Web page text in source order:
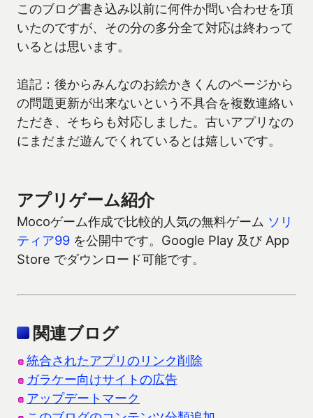
このブログ書き込み以前に何件か問い合わせを頂
いたのですが、その分の多分全て対応は終わって
いるとは思います。
追記：後からみんなのお絵かきくんのページから
の問題更新が出来ないという不具合を複数連絡い
ただき、そちらも対応しました。古いアプリなの
にまだまだ遊んでくれているとは嬉しいです。
アプリゲーム紹介
Mocoゲーム作成で比較的人気の無料ゲーム ソリ
ティア99 を公開中です。Google Play 及び App
Store でダウンロード可能です。
関連ブログ
統合されたアプリのリンク削除
ガラケー向けサイトの広告
アップデートマーク